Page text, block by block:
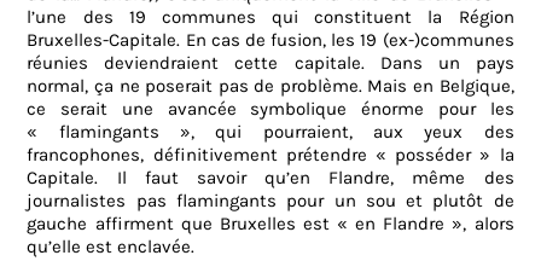
l’une des 19 communes qui constituent la Région
Bruxelles-Capitale. En cas de fusion, les 19 (ex-)communes
réunies deviendraient cette capitale. Dans un pays
normal, ça ne poserait pas de problème. Mais en Belgique,
ce serait une avancée symbolique énorme pour les
« flamingants », qui pourraient, aux yeux des
francophones, définitivement prétendre « posséder » la
Capitale. Il faut savoir qu’en Flandre, même des
journalistes pas flamingants pour un sou et plutôt de
gauche affirment que Bruxelles est « en Flandre », alors
qu’elle est enclavée.